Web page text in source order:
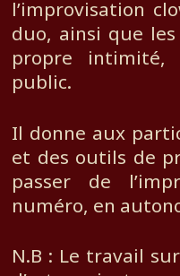
l’improvisation
duo, ainsi que
propre
public.
Il donne aux
et des outils de
passer de
numéro, en
N.B : Le travail